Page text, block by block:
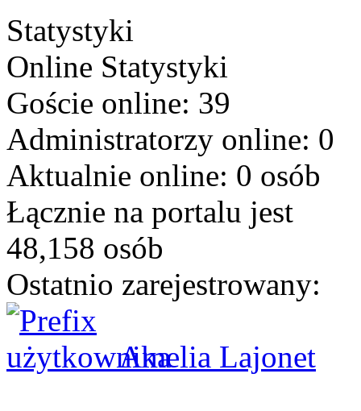
Statystyki
Online Statystyki
Goście online: 39
Administratorzy online: 0
Aktualnie online: 0 osób
Łącznie na portalu jest
48,158 osób
Ostatnio zarejestrowany:
Amelia Lajonet